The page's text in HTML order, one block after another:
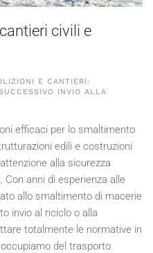
civili e
E CANTIERI:
INVIO ALLA
efficaci per lo smaltimento
edili e costruzioni
alla sicurezza
anni di esperienza alle
allo smaltimento di macerie
invio al riciclo o alla
totalmente le normative in
del trasporto